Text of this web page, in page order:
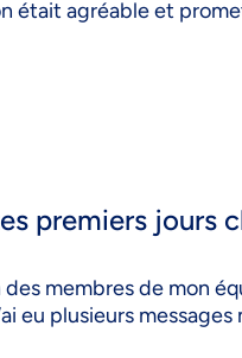
était agréable et
premiers jours
membres de mon
eu plusieurs messages